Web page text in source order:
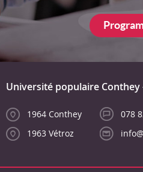
Université populaire Conthey
1964 Conthey
1963 Vétroz
078